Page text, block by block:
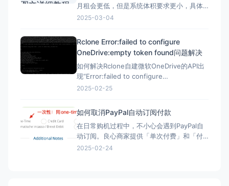
月租会更低，但是系统体积要求更小，具体
自己测试，方法一样。 星辰Scaleway官网：
先注册一个星辰账号 这里的地址可以
2025-03-04
Rclone Error:failed to configure
OneDrive:empty token found问题解决
如何解决Rclone自建微软OneDrive的API出
现“Error:failed to configure
OneDrive:empty token found”错误？ 在
2025-02-25
如何取消PayPal自动订阅付款
在日常购机过程中，不小心会遇到PayPal自
动订阅。良心商家提供「单次付费」和「付
费订阅」两类选项。但现在良心商家日渐变
2025-02-24